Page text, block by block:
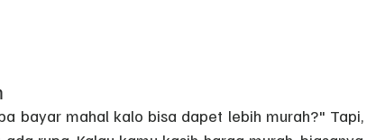
bayar mahal kalo bisa dapet lebih murah?" Tapi,